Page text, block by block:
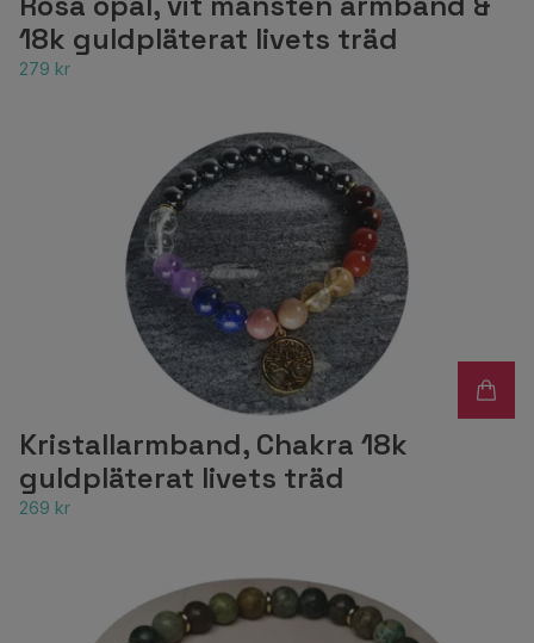
18k guldpläterat livets träd
279 kr
Kristallarmband, Chakra 18k
guldpläterat livets träd
269 kr